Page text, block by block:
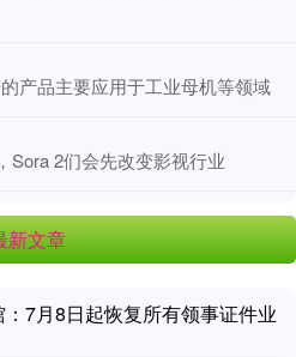
产品主要应用于工业母机等领域
Sora 2们会先改变影视行业
新文章
7月8日起恢复所有领事证件业